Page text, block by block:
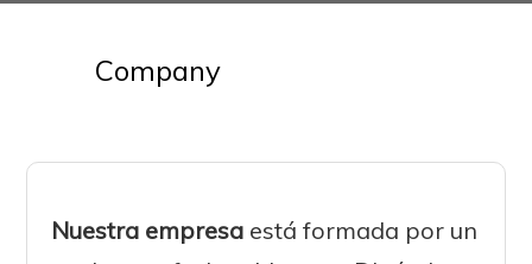
Company
Nuestra empresa está formada por un